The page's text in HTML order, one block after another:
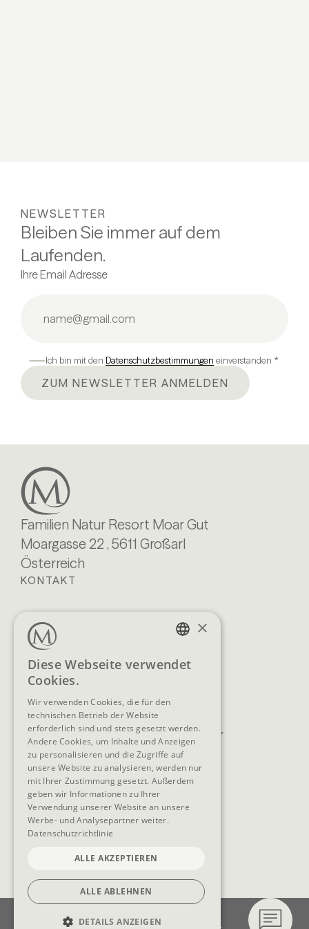
NEWSLETTER
Bleiben Sie immer auf dem
Laufenden.
Ihre Email Adresse
Ich bin mit den Datenschutzbestimmungen einverstanden *
ZUM NEWSLETTER ANMELDEN
Familien Natur Resort Moar Gut
Moargasse 22 , 5611 Großarl
Österreich
KONTAKT
+43 6414 318
info@moargut.com
Lage & Anreise
Blog
Prospekte
FAQ
Buchen
Anfragen
Newsletter
AGB
SOCIAL MEDIA
Impressum
Datenschutz
×
Diese Webseite verwendet
Cookies.
Wir verwenden Cookies, die für den
technischen Betrieb der Website
erforderlich sind und stets gesetzt werden.
Andere Cookies, um Inhalte und Anzeigen
zu personalisieren und die Zugriffe auf
unsere Website zu analysieren, werden nur
mit Ihrer Zustimmung gesetzt. Außerdem
geben wir Informationen zu Ihrer
Verwendung unserer Website an unsere
Werbe- und Analysepartner weiter.
Datenschutzrichtlinie
ALLE AKZEPTIEREN
ALLE ABLEHNEN
DETAILS ANZEIGEN